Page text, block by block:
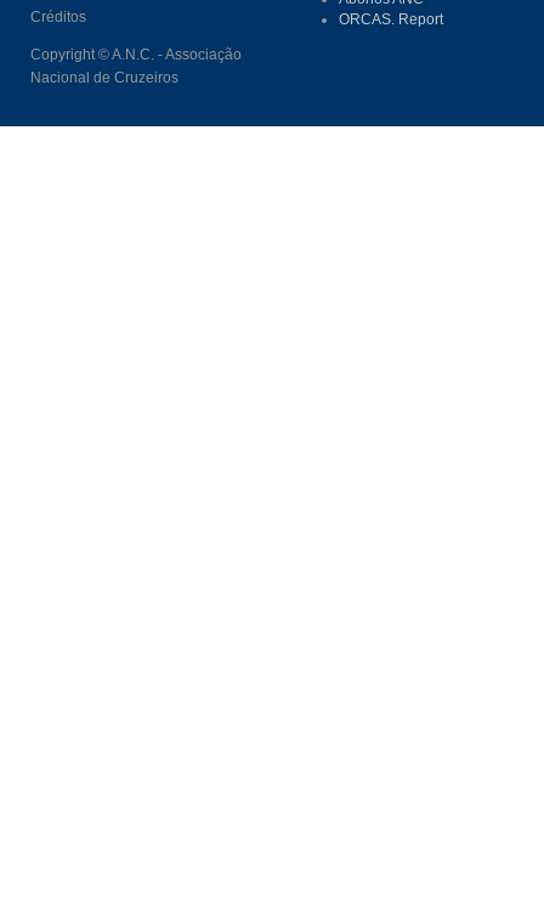
Créditos
Copyright © A.N.C. - Associação
Nacional de Cruzeiros
ORCAS. Report